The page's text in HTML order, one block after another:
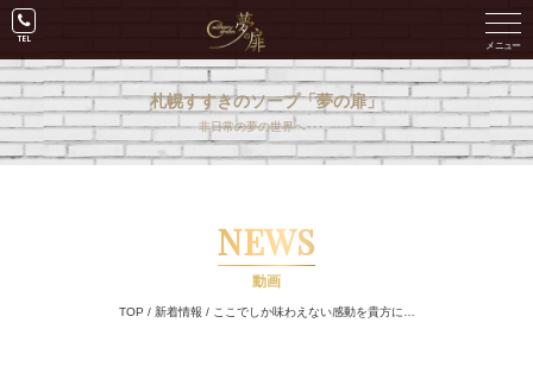
札幌すすきのソープ「夢の扉」
非日常の夢の世界へ･･･。
NEWS
動画
TOP / 新着情報 / ここでしか味わえない感動を貴方に…